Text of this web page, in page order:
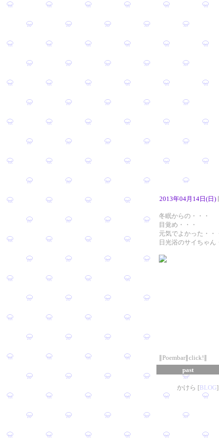
2013年04月14日(日)
冬眠からの・・・
目覚め・・・
元気でよかった・・
日光浴のサイちゃん
∥Poembar∥click!∥
past
かけら [BLOG